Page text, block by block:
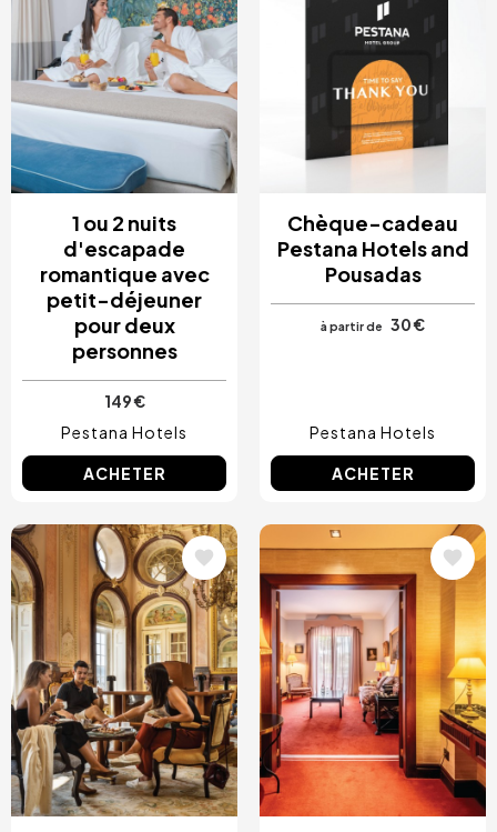
Costa Blanca, Espagne
Bilbao, Espagne
Cancun, Mexique
Amsterdam, Pays-Bas
Nice, France
1 ou 2 nuits
d'escapade
romantique avec
petit-déjeuner
pour deux
personnes
149 €
Pestana Hotels
ACHETER
Chèque-cadeau
Pestana Hotels and
Pousadas
à partir de 30 €
Pestana Hotels
ACHETER
Image Image